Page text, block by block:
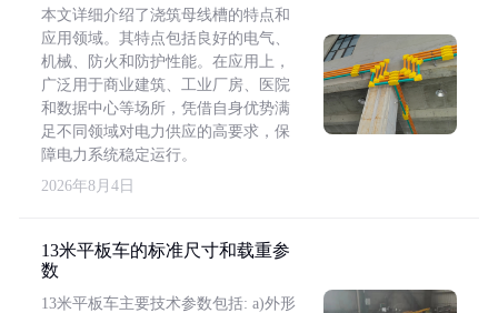
本文详细介绍了浇筑母线槽的特点和
应用领域。其特点包括良好的电气、
机械、防火和防护性能。在应用上，
广泛用于商业建筑、工业厂房、医院
和数据中心等场所，凭借自身优势满
足不同领域对电力供应的高要求，保
障电力系统稳定运行。
2026年8月4日
13米平板车的标准尺寸和载重参
数
13米平板车主要技术参数包括: a)外形